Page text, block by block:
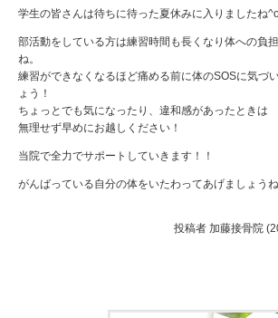
学生の皆さんは待ちに待った夏休みに入りましたね
部活動をしている方は練習時間も長くなり体への負
ね。
練習ができなくなるほど痛める前に体のSOSに気づ
ょう！
ちょっとでも気になったり、違和感があったときは
無理せず早めにお越しください！
当院で全力でサポートしていきます！！
がんばっている自分の体をいたわってあげましょう
投稿者 加藤接骨院